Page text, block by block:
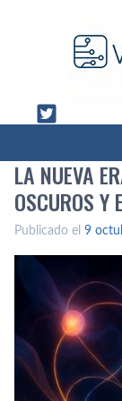
LA NUEVA
OSCUROS Y
Publicado el 9